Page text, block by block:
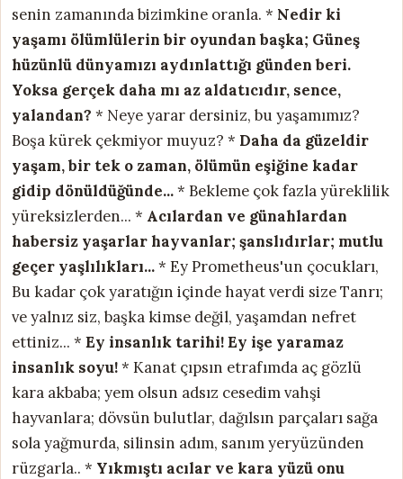
senin zamanında bizimkine oranla. * Nedir ki
yaşamı ölümlülerin bir oyundan başka; Güneş
hüzünlü dünyamızı aydınlattığı günden beri.
Yoksa gerçek daha mı az aldatıcıdır, sence,
yalandan? * Neye yarar dersiniz, bu yaşamımız?
Boşa kürek çekmiyor muyuz? * Daha da güzeldir
yaşam, bir tek o zaman, ölümün eşiğine kadar
gidip dönüldüğünde...* Bekleme çok fazla yüreklilik
yüreksizlerden... * Acılardan ve günahlardan
habersiz yaşarlar hayvanlar; şanslıdırlar; mutlu
geçer yaşlılıkları...* Ey Prometheus'un çocukları,
Bu kadar çok yaratığın içinde hayat verdi size Tanrı;
ve yalnız siz, başka kimse değil, yaşamdan nefret
ettiniz... * Ey insanlık tarihi!Ey işe yaramaz
insanlık soyu!* Kanat çıpsın etrafımda aç gözlü
kara akbaba; yem olsun adsız cesedim vahşi
hayvanlara; dövsün bulutlar, dağılsın parçaları sağa
sola yağmurda, silinsin adım, sanım yeryüzünden
rüzgarla.. * Yıkmıştı acılar ve kara yüzü onu